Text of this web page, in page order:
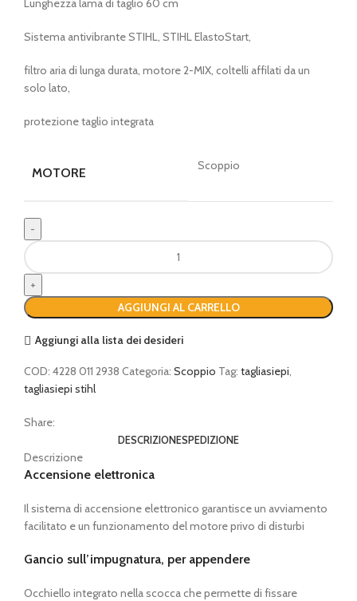
Sistema antivibrante STIHL, STIHL ElastoStart,
filtro aria di lunga durata, motore 2-MIX, coltelli affilati da un
solo lato,
protezione taglio integrata
MOTORE Scoppio
Tagliasiepi
STIHL
HS
45
da
60cm
AGGIUNGI AL CARRELLO
Aggiungi alla lista dei desideri
COD: 4228 011 2938 Categoria: Scoppio Tag: tagliasiepi
tagliasiepi stihl
Share:
DESCRIZIONESPEDIZIONE
Descrizione
Accensione elettronica
Il sistema di accensione elettronico garantisce un avviamento
facilitato e un funzionamento del motore privo di disturbi
Gancio sull’impugnatura, per appendere
Occhiello integrato nella scocca che permette di fissare